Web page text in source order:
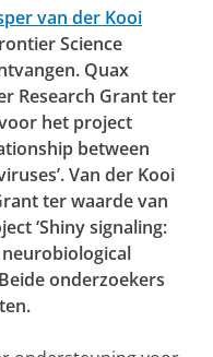
van der Kooi
Science
Quax
Research Grant ter
het project
between
Van der Kooi
ter waarde van
‘Shiny signaling:
onderzoekers